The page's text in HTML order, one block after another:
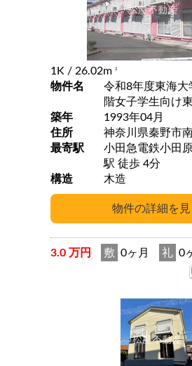
1K / 26.02m 2
物件名
令和8年度東海大
階女子学生向け
築年
1993年04月
住所
神奈川県秦野市
最寄駅
小田急電鉄小田
駅 徒歩 4分
構造
木造
3.0 万円 敷 0ヶ月 礼 0